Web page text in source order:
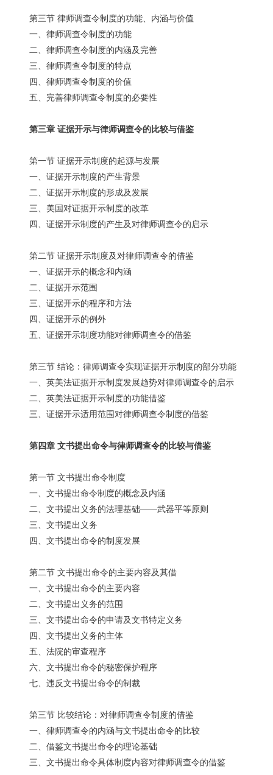
第三节 律师调查令制度的功能、内涵与价值
一、律师调查令制度的功能
二、律师调查令制度的内涵及完善
三、律师调查令制度的特点
四、律师调查令制度的价值
五、完善律师调查令制度的必要性
第三章 证据开示与律师调查令的比较与借鉴
第一节 证据开示制度的起源与发展
一、证据开示制度的产生背景
二、证据开示制度的形成及发展
三、美国对证据开示制度的改革
四、证据开示制度的产生及对律师调查令的启示
第二节 证据开示制度及对律师调查令的借鉴
一、证据开示的概念和内涵
二、证据开示范围
三、证据开示的程序和方法
四、证据开示的例外
五、证据开示制度功能对律师调查令的借鉴
第三节 结论：律师调查令实现证据开示制度的部分功能
一、英美法证据开示制度发展趋势对律师调查令的启示
二、英美法证据开示制度的功能借鉴
三、证据开示适用范围对律师调查令制度的借鉴
第四章 文书提出命令与律师调查令的比较与借鉴
第一节 文书提出命令制度
一、文书提出命令制度的概念及内涵
二、文书提出义务的法理基础——武器平等原则
三、文书提出义务
四、文书提出命令的制度发展
第二节 文书提出命令的主要内容及其借
一、文书提出命令的主要内容
二、文书提出义务的范围
三、文书提出命令的申请及文书特定义务
四、文书提出义务的主体
五、法院的审查程序
六、文书提出命令的秘密保护程序
七、违反文书提出命令的制裁
第三节 比较结论：对律师调查令制度的借鉴
一、律师调查令的内涵与文书提出命令的比较
二、借鉴文书提出命令的理论基础
三、文书提出命令具体制度内容对律师调查令的借鉴